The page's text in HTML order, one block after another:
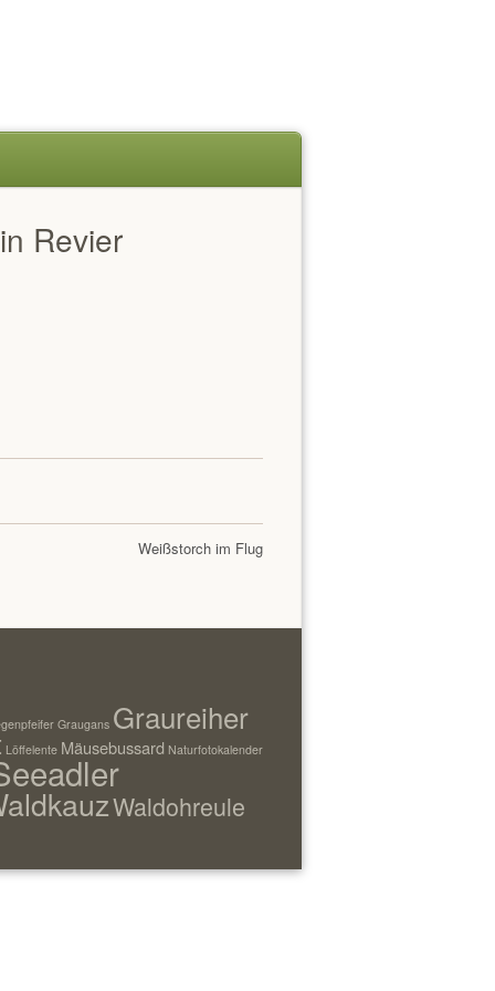
Revier
Weißstorch im Flug
Graugans Graureiher
Löffelente Mäusebussard Naturfotokalender
Waldohreule